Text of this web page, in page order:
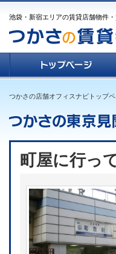
池袋・新宿エリアの賃貸店舗物件
つかさの店舗オフィスナビトップ
町屋に行っ